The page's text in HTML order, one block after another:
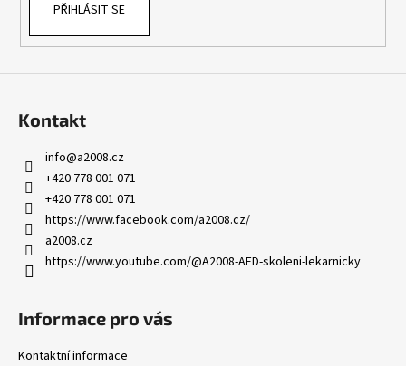
PŘIHLÁSIT SE
Kontakt
info@a2008.cz
+420 778 001 071
+420 778 001 071
https://www.facebook.com/a2008.cz/
a2008.cz
https://www.youtube.com/@A2008-AED-skoleni-lekarnicky
Informace pro vás
Kontaktní informace